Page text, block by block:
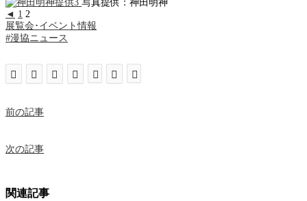
写真提供：神田明神
◄ 1 2
展覧会･イベント情報
#漫協ニュース
前の記事
次の記事
関連記事